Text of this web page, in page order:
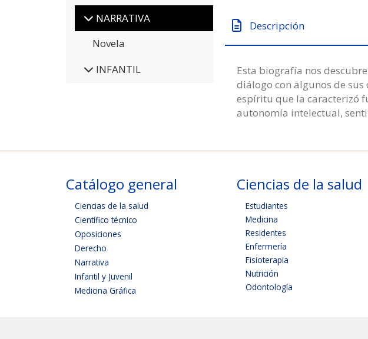
NARRATIVA
Novela
INFANTIL
Descripción
Esta biografía nos
diálogo con algunos de
espíritu que la caracterizó
autonomía intelectual,
Catálogo general
Ciencias de la salud
Científico técnico
Oposiciones
Derecho
Narrativa
Infantil y Juvenil
Medicina Gráfica
Ciencias de la salud
Estudiantes
Medicina
Residentes
Enfermería
Fisioterapia
Nutrición
Odontología